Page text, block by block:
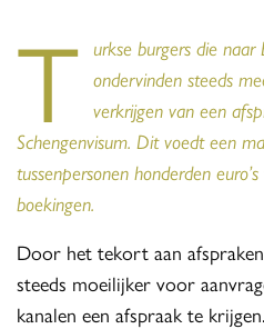
T urkse burgers die
ondervinden steeds
verkrijgen van een
Schengenvisum. Dit voedt een
tussenpersonen honderden
boekingen.
Door het tekort aan
steeds moeilijker voor
kanalen een afspraak te